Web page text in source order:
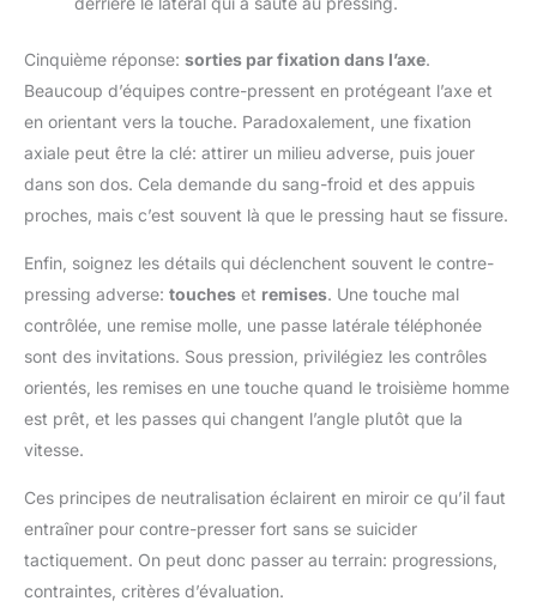
Cinquième réponse: sorties par fixation dans l’axe.
Beaucoup d’équipes contre-pressent en protégeant l’axe et
en orientant vers la touche. Paradoxalement, une fixation
axiale peut être la clé: attirer un milieu adverse, puis jouer
dans son dos. Cela demande du sang-froid et des appuis
proches, mais c’est souvent là que le pressing haut se fissure.
Enfin, soignez les détails qui déclenchent souvent le contre-
pressing adverse: touches et remises. Une touche mal
contrôlée, une remise molle, une passe latérale téléphonée
sont des invitations. Sous pression, privilégiez les contrôles
orientés, les remises en une touche quand le troisième homme
est prêt, et les passes qui changent l’angle plutôt que la
vitesse.
Ces principes de neutralisation éclairent en miroir ce qu’il faut
entraîner pour contre-presser fort sans se suicider
tactiquement. On peut donc passer au terrain: progressions,
contraintes, critères d’évaluation.